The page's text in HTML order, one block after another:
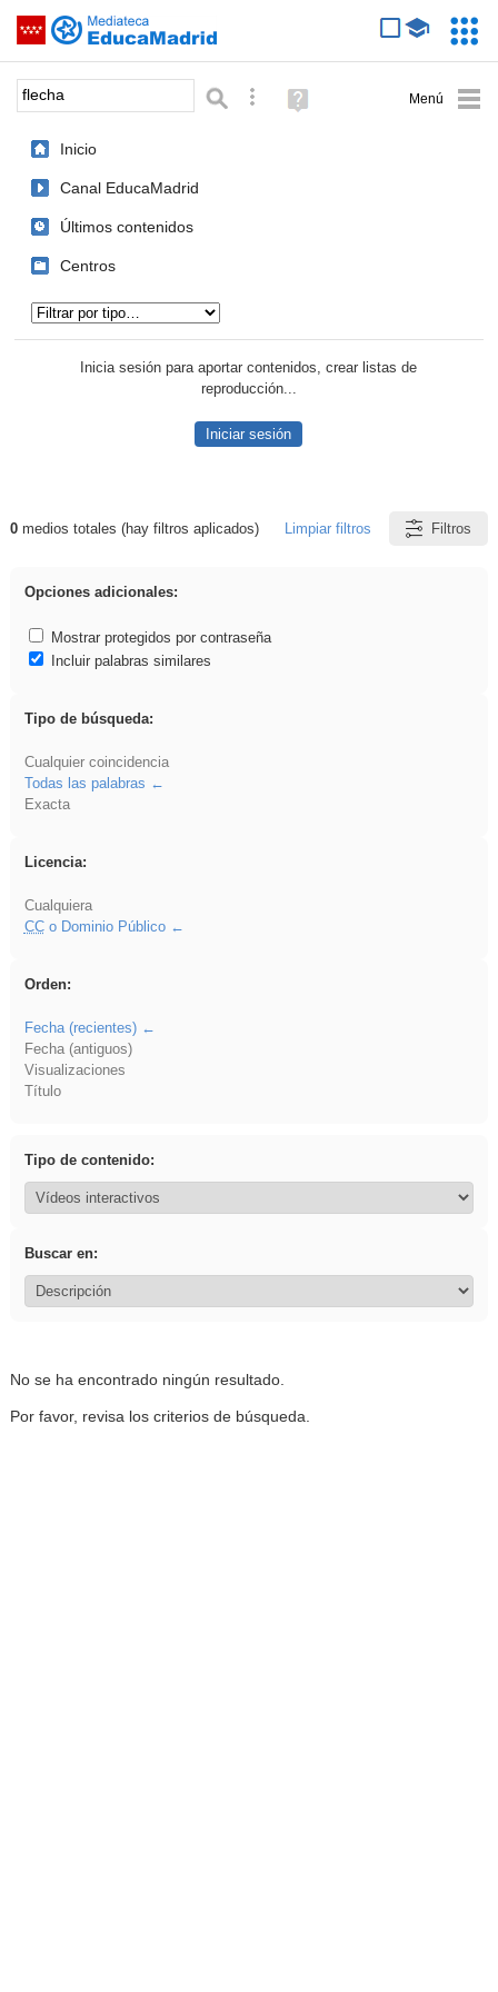
Saltar navegación
Palabra o frase: Búsqueda avanzada
Ayuda
(en
Inicio
Canal EducaMadrid
Últimos contenidos
Centros
Inicia sesión para aportar contenidos, crear listas de
reproducción...
Iniciar sesión
Resultados de: flecha
0medios totales (hay filtros aplicados) Limpiar filtros Filtros
Opciones adicionales:
Mostrar protegidos por contraseña
Incluir palabras similares
Tipo de búsqueda:
Cualquier coincidencia
Todas las palabras
Exacta
Licencia:
Cualquiera
CCo Dominio Público
Orden:
Fecha (recientes)
Fecha (antiguos)
Visualizaciones
Título
Tipo de contenido:
Buscar en:
No se ha encontrado ningún resultado.
Por favor, revisa los criterios de búsqueda.